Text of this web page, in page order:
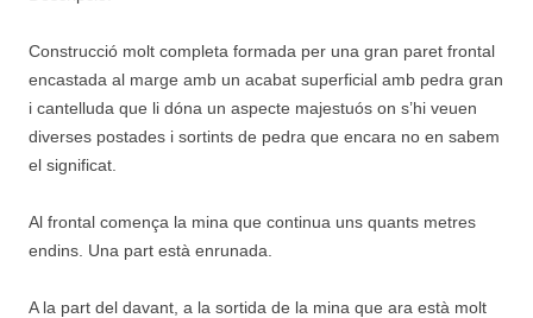
Construcció molt completa formada per una gran paret frontal
encastada al marge amb un acabat superficial amb pedra gran
i cantelluda que li dóna un aspecte majestuós on s’hi veuen
diverses postades i sortints de pedra que encara no en sabem
el significat.
Al frontal comença la mina que continua uns quants metres
endins. Una part està enrunada.
A la part del davant, a la sortida de la mina que ara està molt